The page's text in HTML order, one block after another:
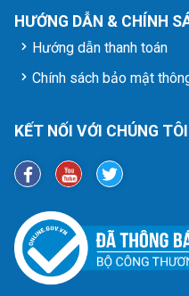
HƯỚNG DẪN & CHÍNH
Hướng dẫn thanh toán
Chính sách bảo mật
KẾT NỐI VỚI CHÚNG TÔI